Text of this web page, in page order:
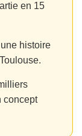
en 15
histoire
concept